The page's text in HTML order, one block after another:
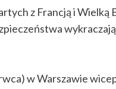
z Francją i Wielką
w Warszawie